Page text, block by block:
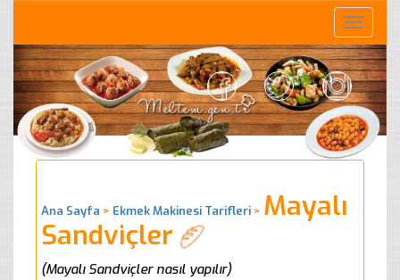
Toggle
Ana Sayfa > Ekmek Makinesi Tarifleri > Mayalı
Sandviçler
(Mayalı Sandviçler nasıl yapılır)